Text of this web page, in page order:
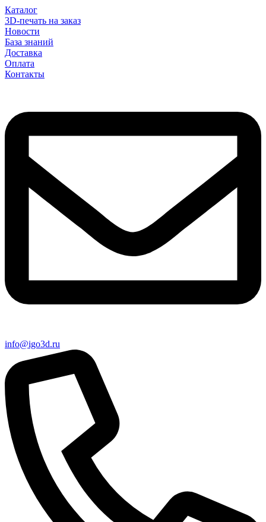
Каталог
3D-печать на заказ
Новости
База знаний
Доставка
Оплата
Контакты
info@igo3d.ru